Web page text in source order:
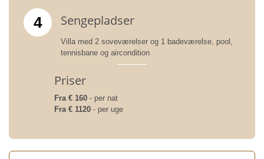
4 Sengepladser
Villa med 2 soveværelser og 1 badeværelse, pool,
tennisbane og aircondition
Priser
Fra € 160 - per nat
Fra € 1120 - per uge